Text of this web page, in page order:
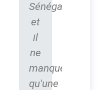
Sénégal
et
il
ne
manque
qu'une